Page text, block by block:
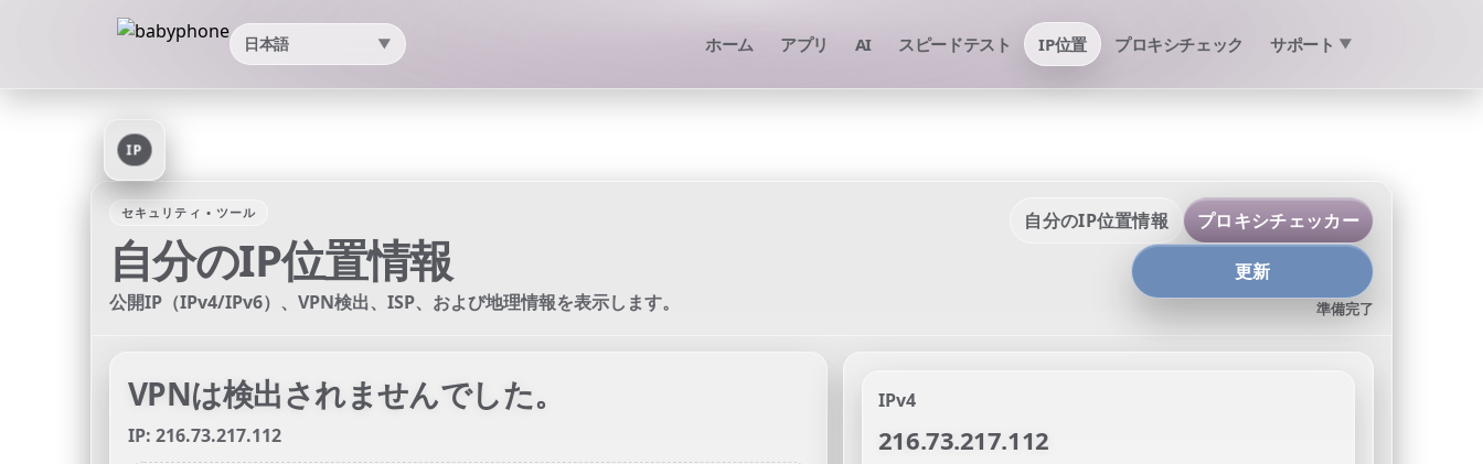
日本語 ▼ ホーム アプリ AI スピードテスト IP位置 プロキシチェック サポート ▼
IP
セキュリティ • ツール
自分のIP位置情報
公開IP（IPv4/IPv6）、VPN検出、ISP、および地理情報を表示します。
自分のIP位置情報 プロキシチェッカー
更新
準備完了
VPNは検出されませんでした。
IP: 216.73.217.112
IPv4
216.73.217.112